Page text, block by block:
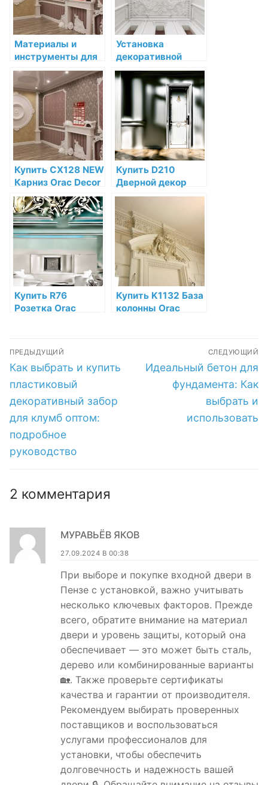
Материалы и
инструменты для
установки
декоративной
лепнины
Установка
декоративной
лепнины в
ресторане: новые
горизонты дизайна
Купить CX128 NEW
Карниз Orac Decor
Дюрополимер по
низкой цене в
интернет-
магазине
Купить D210
Дверной декор
Orac Decor
Полиуретан по
низкой цене в
интернет-
магазине
Купить R76
Розетка Orac
низкой цене в
интернет-
магазине
Купить K1132 База
колонны Orac
Навигация
по
записям
ПРЕДЫДУЩИЙ
Предыдущая
запись:
Как выбрать и купить
пластиковый
декоративный забор
для клумб оптом:
подробное
руководство
СЛЕДУЮЩИЙ
Следующая
запись:
Идеальный бетон для
фундамента: Как
выбрать и
использовать
2 комментария
МУРАВЬЁВ ЯКОВ
27.09.2024 В 00:38
При выборе и покупке входной двери в
Пензе с установкой, важно учитывать
несколько ключевых факторов. Прежде
всего, обратите внимание на материал
двери и уровень защиты, который она
обеспечивает — это может быть сталь,
дерево или комбинированные варианты
🏡. Также проверьте сертификаты
качества и гарантии от производителя.
Рекомендуем выбирать проверенных
поставщиков и воспользоваться
услугами профессионалов для
установки, чтобы обеспечить
долговечность и надежность вашей